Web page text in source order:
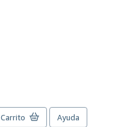
Carrito Ayuda